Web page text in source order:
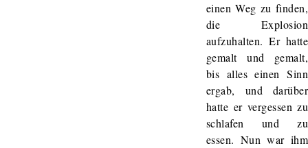
einen Weg zu finden,
die Explosion
aufzuhalten. Er hatte
gemalt und gemalt,
bis alles einen Sinn
ergab, und darüber
hatte er vergessen zu
schlafen und zu
essen. Nun war ihm